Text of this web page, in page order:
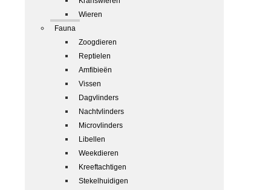
Wieren
Fauna
Zoogdieren
Reptielen
Amfibieën
Vissen
Dagvlinders
Nachtvlinders
Microvlinders
Libellen
Weekdieren
Kreeftachtigen
Stekelhuidigen